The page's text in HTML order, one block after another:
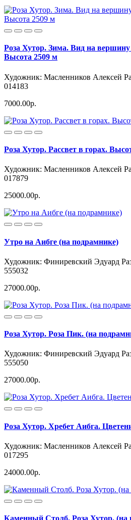
Роза Хутор. Зима. Вид на
Высота 2509 м
Художник: Масленников Алексей
014183
7000.00р.
Роза Хутор. Рассвет в горах.
Художник: Масленников Алексей
017879
25000.00р.
Утро на Аибге (на подрамнике)
Художник: Финиревский Эдуард
555032
27000.00р.
Роза Хутор. Роза Пик. (на
Художник: Финиревский Эдуард
555050
27000.00р.
Роза Хутор. Хребет Аибга.
Художник: Масленников Алексей
017295
24000.00р.